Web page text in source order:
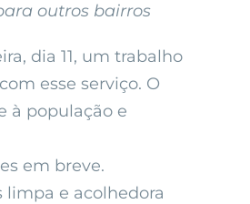
outros bairros
dia 11, um trabalho
esse serviço. O
à população e
em breve.
limpa e acolhedora